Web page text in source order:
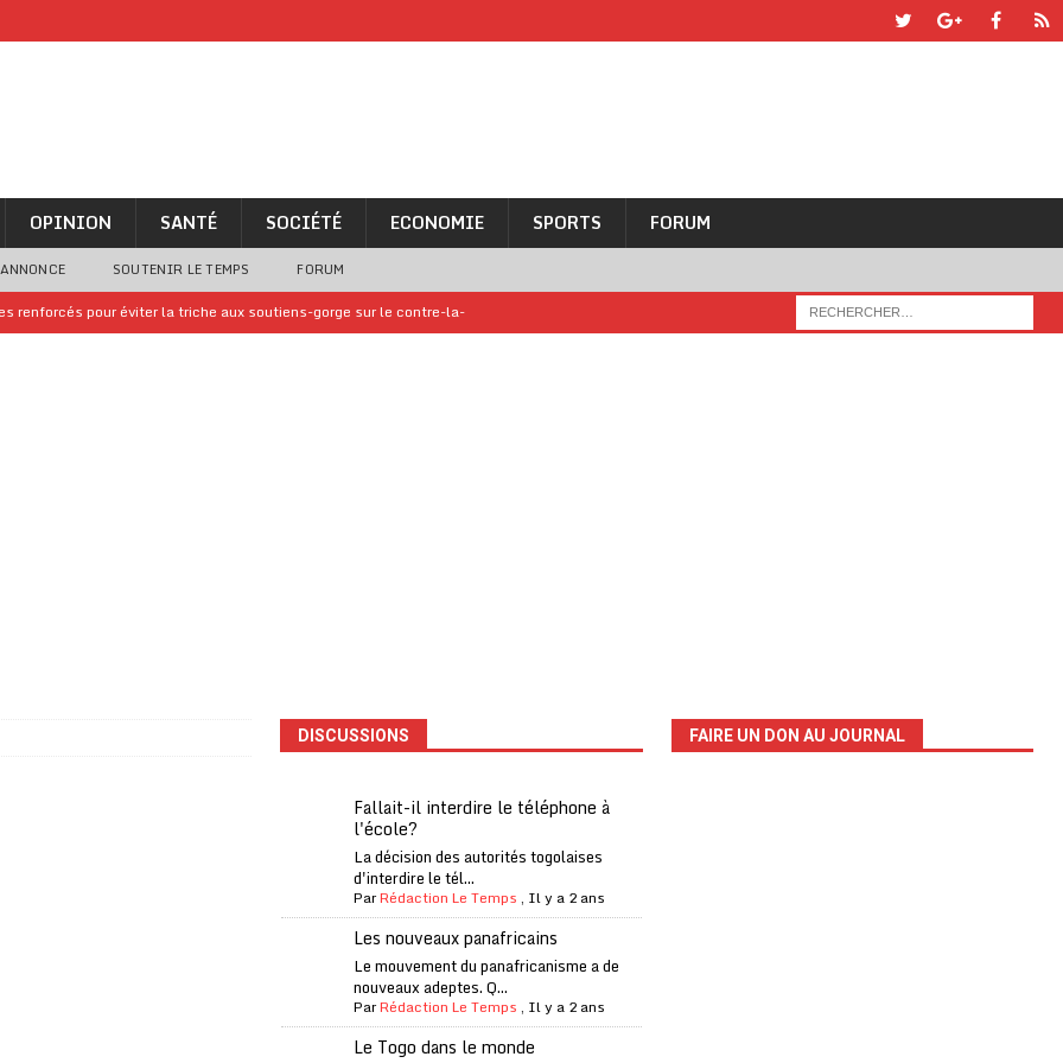
OPINION SANTÉ SOCIÉTÉ ECONOMIE SPORTS FORUM
SOUTENIR LE TEMPS FORUM
renforcés pour éviter la triche aux soutiens-gorge sur le contre-la-
l’Italie et de l’AC Milan, est mort à 66 ans
A LA UNE
trophée de la Coupe du monde
menace à «l’unanimité» d’un boycott des Coupes du monde
International exige une enquête
A LA UNE
DISCUSSIONS
Fallait-il interdire le téléphone à
l'école?
La décision des autorités togolaises
d'interdire le tél...
ParRédaction Le Temps , Il y a 2 ans
Les nouveaux panafricains
Le mouvement du panafricanisme a de
nouveaux adeptes. Q...
ParRédaction Le Temps , Il y a 2 ans
Le Togo dans le monde
FAIRE UN DON AU JOURNAL